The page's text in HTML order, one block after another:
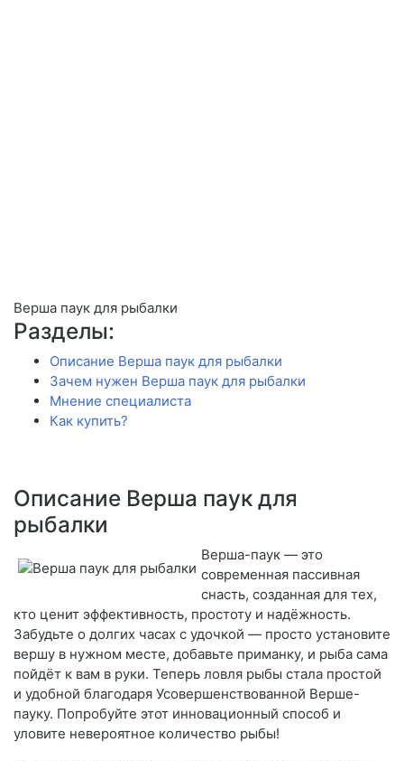
Верша паук для рыбалки
Разделы:
Описание Верша паук для рыбалки
Зачем нужен Верша паук для рыбалки
Мнение специалиста
Как купить?
Описание Верша паук для
рыбалки
Верша-паук — это
современная пассивная
снасть, созданная для тех,
кто ценит эффективность, простоту и надёжность.
Забудьте о долгих часах с удочкой — просто установите
вершу в нужном месте, добавьте приманку, и рыба сама
пойдёт к вам в руки. Теперь ловля рыбы стала простой
и удобной благодаря Усовершенствованной Верше-
пауку. Попробуйте этот инновационный способ и
уловите невероятное количество рыбы!